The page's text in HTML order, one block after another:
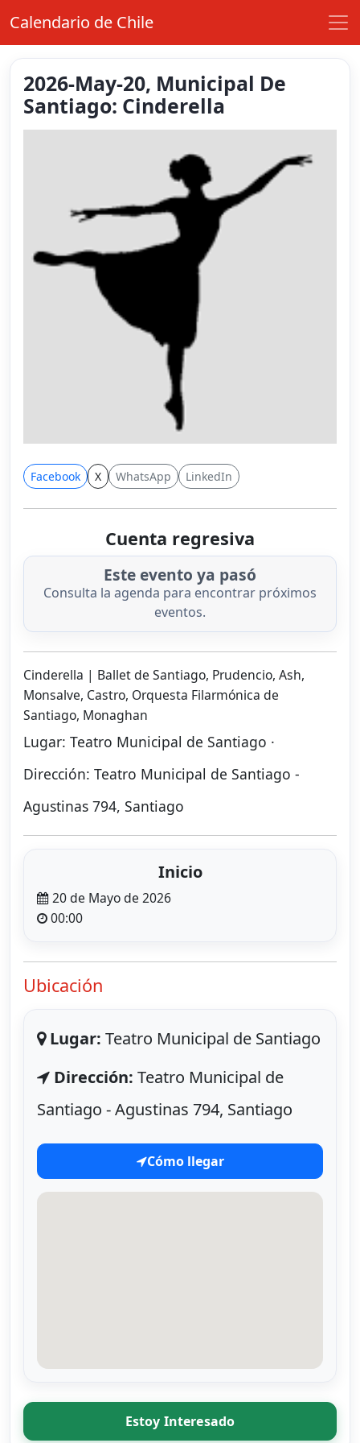
Calendario de Chile
2026-May-20, Municipal De
Santiago: Cinderella
Facebook X WhatsApp LinkedIn
Cuenta regresiva
Este evento ya pasó
Consulta la agenda para encontrar próximos
eventos.
Cinderella | Ballet de Santiago, Prudencio, Ash,
Monsalve, Castro, Orquesta Filarmónica de
Santiago, Monaghan
Lugar: Teatro Municipal de Santiago ·
Dirección: Teatro Municipal de Santiago -
Agustinas 794, Santiago
Inicio
20 de Mayo de 2026
00:00
Ubicación
Lugar: Teatro Municipal de Santiago
Dirección: Teatro Municipal de
Santiago - Agustinas 794, Santiago
Cómo llegar
Estoy Interesado